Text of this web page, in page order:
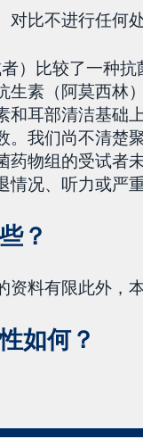
对比不进行任何
）比较了一种
生素（阿莫西林
和耳部清洁基础
。我们尚不清楚
药物组的受试者
况、听力或严
？
料有限此外，
如何？